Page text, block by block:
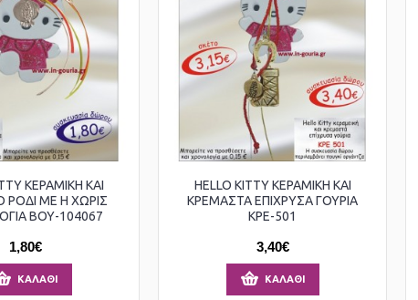
ΚΕΡΑΜΙΚΗ ΚΑΙ
ΡΟΔΙ ΜΕ Η ΧΩΡΙΣ
ΒΟΥ-104067
1,80€
ΚΑΛΆΘΙ
HELLO KITTY ΚΕΡΑΜΙΚΗ ΚΑΙ
ΚΡΕΜΑΣΤΑ ΕΠΙΧΡΥΣΑ ΓΟΥΡΙΑ
ΚΡΕ-501
3,40€
ΚΑΛΆΘΙ